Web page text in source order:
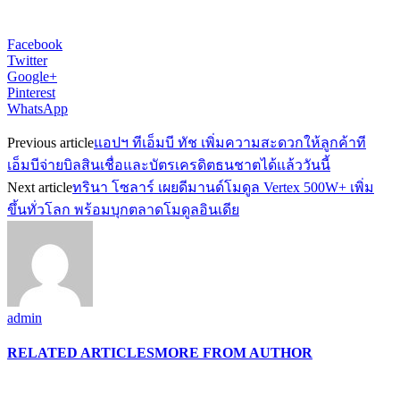
Facebook
Twitter
Google+
Pinterest
WhatsApp
Previous articleแอปฯ ทีเอ็มบี ทัช เพิ่มความสะดวกให้ลูกค้าที
เอ็มบีจ่ายบิลสินเชื่อและบัตรเครดิตธนชาตได้แล้ววันนี้
Next articleทรินา โซลาร์ เผยดีมานด์โมดูล Vertex 500W+ เพิ่ม
ขึ้นทั่วโลก พร้อมบุกตลาดโมดูลอินเดีย
admin
RELATED ARTICLESMORE FROM AUTHOR